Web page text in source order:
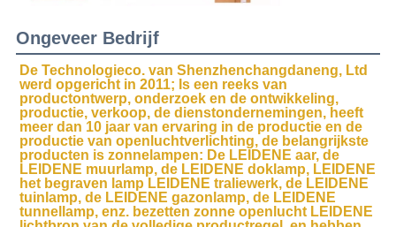
Ongeveer Bedrijf
De Technologieco. van Shenzhenchangdaneng, Ltd
werd opgericht in 2011; Is een reeks van
productontwerp, onderzoek en de ontwikkeling,
productie, verkoop, de dienstondernemingen, heeft
meer dan 10 jaar van ervaring in de productie en de
productie van openluchtverlichting, de belangrijkste
producten is zonnelampen: De LEIDENE aar, de
LEIDENE muurlamp, de LEIDENE doklamp, LEIDENE
het begraven lamp LEIDENE traliewerk, de LEIDENE
tuinlamp, de LEIDENE gazonlamp, de LEIDENE
tunnellamp, enz. bezetten zonne openlucht LEIDENE